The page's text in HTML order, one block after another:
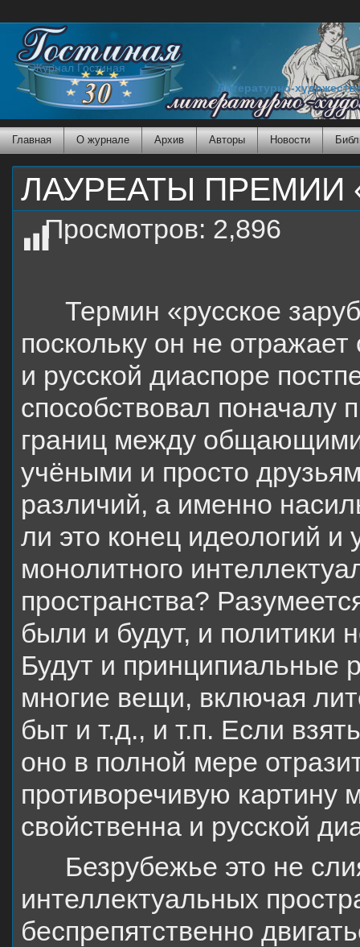
Журнал Гостиная
Литературно-
Главная О журнале Архив Авторы Новости
ЛАУРЕАТЫ ПРЕМИИ
Просмотров: 2,896
Термин «русское
поскольку он не
и русской диаспоре
способствовал поначалу
границ между
учёными и просто
различий, а именно
ли это конец идеологий и
монолитного
пространства?
были и будут, и политики
Будут и принципиальные
многие вещи, включая
быт и т.д., и т.п. Если
оно в полной мере
противоречивую картину
свойственна и русской
Безрубежье это не
интеллектуальных
беспрепятственно